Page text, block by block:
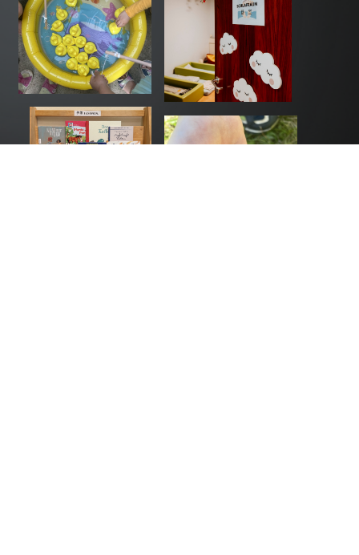
Erfahren Sie mehr über unserKonzept und
Werte.